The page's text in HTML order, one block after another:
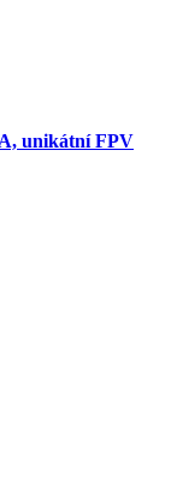
unikátní FPV